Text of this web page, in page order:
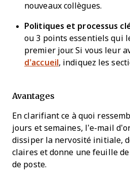
nouveaux collègues.
Politiques et processus
ou 3 points essentiels qui
premier jour. Si vous leur
d’accueil , indiquez les
Avantages
En clarifiant ce à quoi
jours et semaines, l’e-mail
dissiper la nervosité initiale,
claires et donne une feuille
de poste.